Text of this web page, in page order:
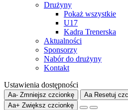
Drużyny
Pokaż wszystkie
U17
Kadra Trenerska
Aktualności
Sponsorzy
Nabór do drużyny
Kontakt
Ustawienia dostępności
Aa- Zmniejsz czcionkę Aa Resetuj
Aa+ Zwiększ czcionkę